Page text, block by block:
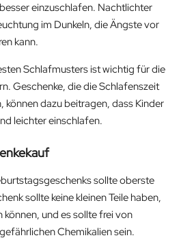
einzuschlafen. Nachtlichter
im Dunkeln, die Ängste vor
kann.
Schlafmusters ist wichtig für die
Geschenke, die die Schlafenszeit
können dazu beitragen, dass Kinder
leichter einschlafen.
sollte oberste
sollte keine kleinen Teile haben,
und es sollte frei von
Chemikalien sein.